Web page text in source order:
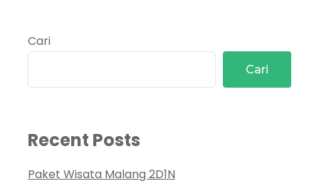
Cari
Cari
Recent Posts
Paket Wisata Malang 2D1N